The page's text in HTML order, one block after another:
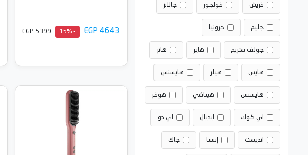
فريش فولجور جالانز
جليم جرونيا
جولف ستريم هاير هانز
هايس هيلر هايسنس
هايسنس هيتاشي هوفر
اي كوك ايديال اي دو
انديست إنستا جاك
EGP 4643
- 15%
EGP 5399
أضف إلى السلة